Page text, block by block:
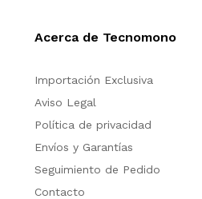
Acerca de Tecnomono
Importación Exclusiva
Aviso Legal
Política de privacidad
Envíos y Garantías
Seguimiento de Pedido
Contacto